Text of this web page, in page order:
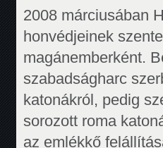
2008 márciusában
honvédjeinek
magánemberként.
szabadságharc
katonákról, pedig
sorozott roma
az emlékkő